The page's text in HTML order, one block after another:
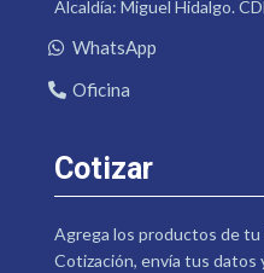
Alcaldía: Miguel Hidalgo.
WhatsApp
Oficina
Cotizar
Agrega los productos de
Cotización, envía tus datos